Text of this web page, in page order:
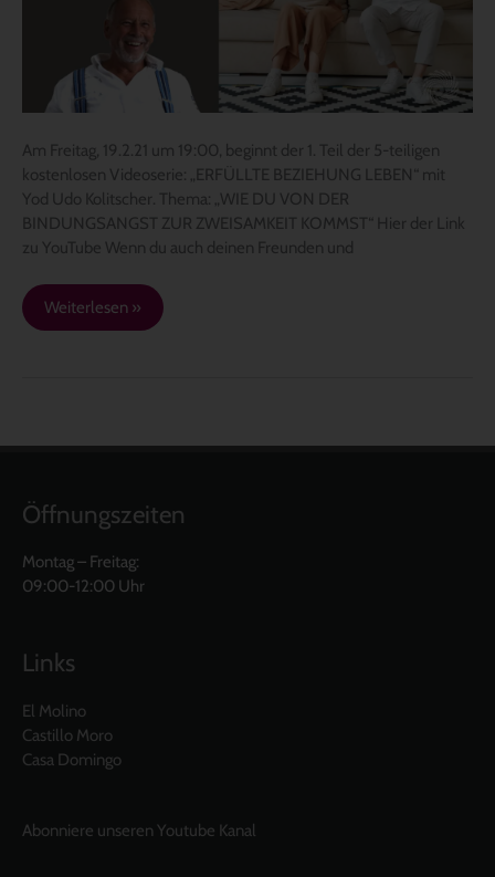
Am Freitag, 19.2.21 um 19:00, beginnt der 1. Teil der 5-teiligen
kostenlosen Videoserie: „ERFÜLLTE BEZIEHUNG LEBEN“ mit
Yod Udo Kolitscher. Thema: „WIE DU VON DER
BINDUNGSANGST ZUR ZWEISAMKEIT KOMMST“ Hier der Link
zu YouTube Wenn du auch deinen Freunden und
19.2.21
Weiterlesen »
Öffnungszeiten
Montag – Freitag:
09:00-12:00 Uhr
Links
El Molino
Castillo Moro
Casa Domingo
Abonniere unseren Youtube Kanal